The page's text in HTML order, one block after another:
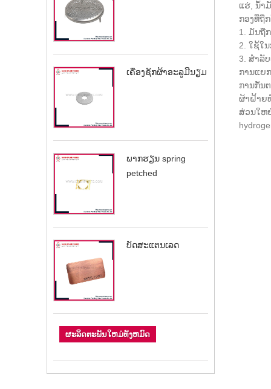
ເຄື່ອງຊັກຜ້າອະລູມີນຽມ
ພາກຮຽນ spring
petched
ບັດສະແຕນເລດ
ຜະລິດຕະພັນໃຫມ່ທັງຫມົດ
ແຮ່, ນ້ໍາ
ກອງທີ່ຖື
1. ມັນຖື
2. ໃຊ້ໃ
3. ສໍາລັ
ການແຍ
ການກັ່ນ
ຜ້າຝ້າຍ
ສ່ວນໃຫ